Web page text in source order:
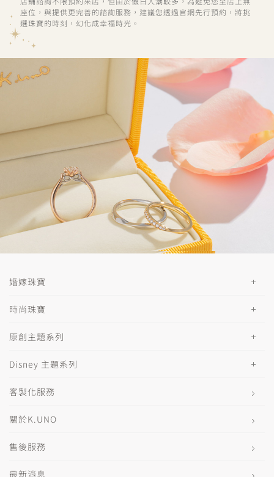
座位，與提供更完善的諮詢服務，建議您透過官網先行預約，將挑
選珠寶的時刻，幻化成幸福時光。
婚嫁珠寶
時尚珠寶
原創主題系列
Disney 主題系列
客製化服務
關於K.UNO
售後服務
最新消息